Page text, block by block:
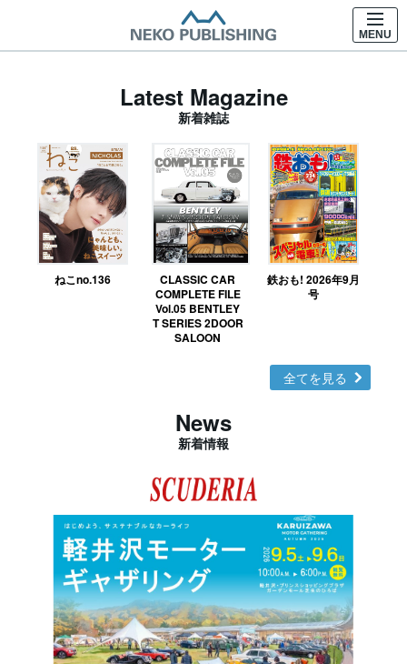
MENU
Latest Magazine
新着雑誌
ねこno.136
CLASSIC CAR
COMPLETE FILE
Vol.05 BENTLEY
T SERIES 2DOOR
SALOON
鉄おも! 2026年9月
号
全てを見る
News
新着情報